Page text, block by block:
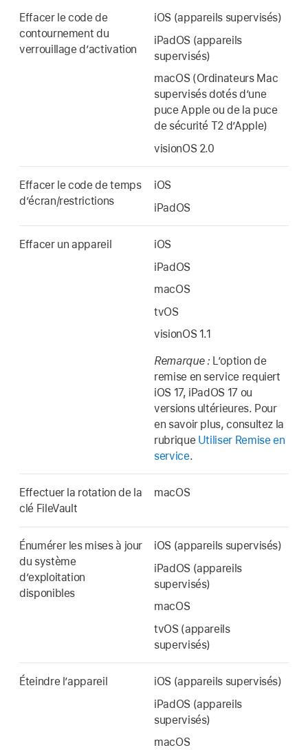
Effacer le code de
contournement du
verrouillage dʼactivation
iOS (appareils supervisés)
iPadOS (appareils
supervisés)
macOS (Ordinateurs Mac
supervisés dotés dʼune
puce Apple ou de la puce
de sécurité T2 dʼApple)
visionOS 2.0
Effacer le code de temps
dʼécran/restrictions
iOS
iPadOS
Effacer un appareil
iOS
iPadOS
macOS
tvOS
visionOS 1.1
Remarque : L’option de
remise en service requiert
iOS 17, iPadOS 17 ou
versions ultérieures. Pour
en savoir plus, consultez la
rubrique Utiliser Remise en
service.
Effectuer la rotation de la
clé FileVault
macOS
Énumérer les mises à jour
du système
d’exploitation
disponibles
iOS (appareils supervisés)
iPadOS (appareils
supervisés)
macOS
tvOS (appareils
supervisés)
Éteindre l’appareil
iOS (appareils supervisés)
iPadOS (appareils
supervisés)
macOS